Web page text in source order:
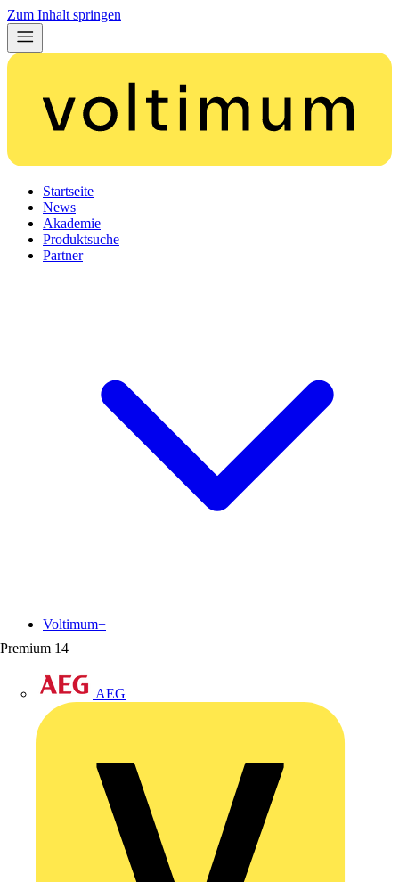
Zum Inhalt springen
Startseite
News
Akademie
Produktsuche
Partner
Premium 14
AEG
Voltimum+